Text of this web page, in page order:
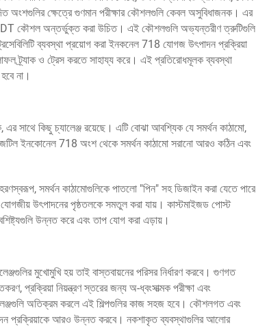
ক্ষেত্রে গুণমান পরীক্ষার কৌশলগুলি কেবল অসুবিধাজনক। এর
NDT কৌশল অন্তর্ভুক্ত করা উচিত। এই কৌশলগুলি অভ্যন্তরীণ ত্রুটিগুলি
ব্যবস্থা প্রয়োগ করা ইনকনেল 718 যোগজ উৎপাদন প্রক্রিয়া
ট্র্যাক ও ট্রেস করতে সাহায্য করে। এই প্রতিরোধমূলক ব্যবস্থা
না।
কিছু চ্যালেঞ্জ রয়েছে। এটি বোঝা আবশ্যিক যে সমর্থন কাঠামো,
ইনকোনেল 718 অংশ থেকে সমর্থন কাঠামো সরানো আরও কঠিন এবং
সমর্থন কাঠামোগুলিকে পাতলো "পিন" সহ ডিজাইন করা যেতে পারে
উৎপাদনের পৃষ্ঠতলকে সমতুল করা যায়। কাস্টমাইজড পোস্ট
উন্নত করে এবং তাপ যোগ করা এড়ায়।
মুখোমুখি হয় তাই বাস্তবায়নের পরিসর নির্ধারণ করবে। গুণগত
প্রক্রিয়া নিয়ন্ত্রণ স্তরের জন্য অ-ধ্বংসাত্মক পরীক্ষা এবং
অতিক্রম করলে এই শিল্পগুলির কাজ সহজ হবে। কৌশলগত এবং
প্রক্রিয়াকে আরও উন্নত করবে। নকশাকৃত ব্যবস্থাগুলির আলোর